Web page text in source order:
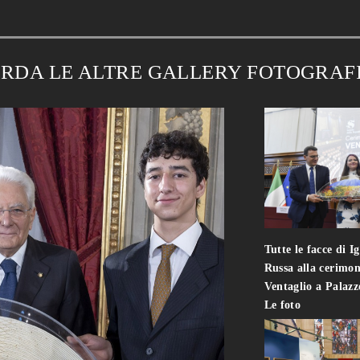
LE ALTRE GALLERY
Tutte le facce di
Russa alla
Ventaglio a
Le foto